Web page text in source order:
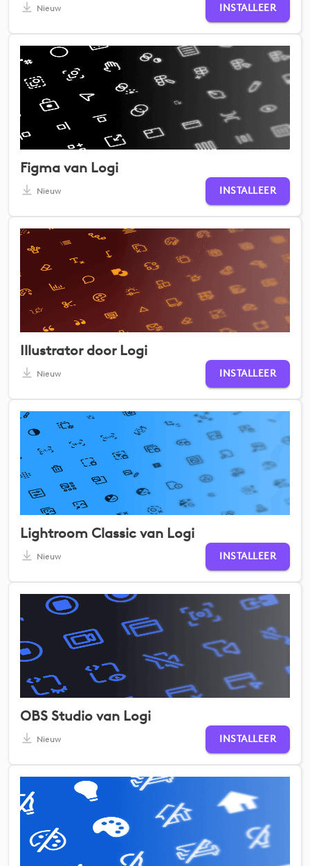
Nieuw INSTALLEER
Figma van Logi
Nieuw INSTALLEER
Illustrator door Logi
Nieuw INSTALLEER
Lightroom Classic van Logi
Nieuw INSTALLEER
OBS Studio van Logi
Nieuw INSTALLEER